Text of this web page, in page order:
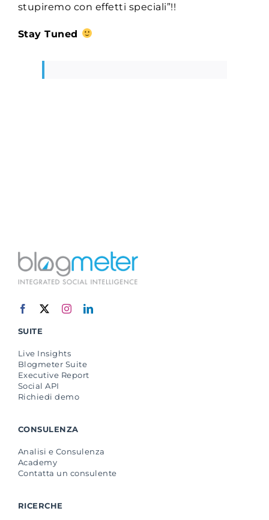
stupiremo con effetti speciali”!!
Stay Tuned
SUITE
Live Insights
Blogmeter Suite
Executive Report
Social API
Richiedi demo
CONSULENZA
Analisi e Consulenza
Academy
Contatta un consulente
RICERCHE